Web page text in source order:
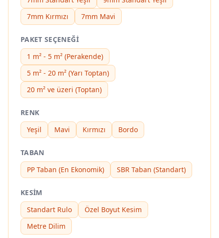
7mm Kırmızı
7mm Mavi
PAKET SEÇENEĞI
1 m² - 5 m² (Perakende)
5 m² - 20 m² (Yarı Toptan)
20 m² ve üzeri (Toptan)
RENK
Yeşil
Mavi Kırmızı Bordo
TABAN
PP Taban (En Ekonomik)
SBR Taban (Standart)
KESIM
Standart Rulo
Özel Boyut Kesim
Metre Dilim